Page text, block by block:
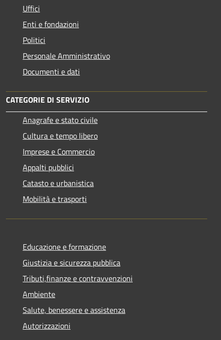
Uffici
Enti e fondazioni
Politici
Personale Amministrativo
Documenti e dati
CATEGORIE DI SERVIZIO
Anagrafe e stato civile
Cultura e tempo libero
Imprese e Commercio
Appalti pubblici
Catasto e urbanistica
Mobilità e trasporti
Educazione e formazione
Giustizia e sicurezza pubblica
Tributi,finanze e contravvenzioni
Ambiente
Salute, benessere e assistenza
Autorizzazioni